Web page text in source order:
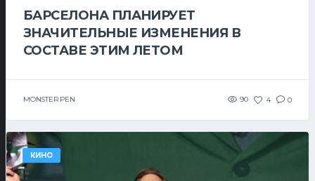
БАРСЕЛОНА ПЛАНИРУЕТ
ЗНАЧИТЕЛЬНЫЕ ИЗМЕНЕНИЯ В
СОСТАВЕ ЭТИМ ЛЕТОМ
MONSTER PEN 90 4 0
КИНО